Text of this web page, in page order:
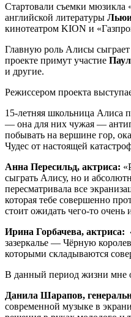
Стартовали съемки мюзикла
английской литературы
кинотеатром KION и
Главную роль Алисы сыграет
проекте примут участие
и другие.
Режиссером проекта
15-летняя школьница Алиса
— она для них чужая —
побывать на вершине гор,
Чудес от настоящей
Анна Пересильд, актриса:
сыграть Алису, но и
пересматривала все
которая тебе совершенно
стоит ожидать чего-то очень
Ирина Горбачева, актриса:
зазеркалье — Чёрную
которыми складываются
В данный период жизни мне
Данила Шарапов,
современной музыке в